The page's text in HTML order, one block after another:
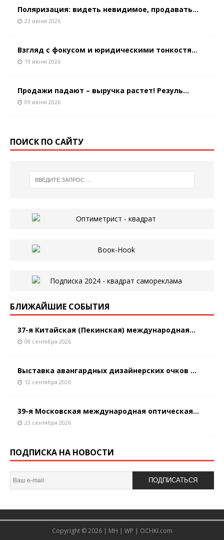
Поляризация: видеть невидимое, продавать...
23 июня 2026
Взгляд с фокусом и юридическими тонкостя...
19 июня 2026
Продажи падают – выручка растет! Резуль...
09 июня 2026
ПОИСК ПО САЙТУ
БЛИЖАЙШИЕ СОБЫТИЯ
37-я Китайская (Пекинская) международная...
08 сентября 2026
Выставка авангардных дизайнерских очков ...
12 сентября 2026
39-я Московская международная оптическая...
23 сентября 2026
ПОДПИСКА НА НОВОСТИ
ПОДПИСАТЬСЯ
Copyright © 2026 | MH | WP | OCHKI.com